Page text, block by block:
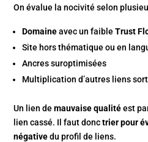
On évalue la nocivité selon
Domaineavec un faibleTrust
Site hors thématique ou en
Ancres suroptimisées
Multiplication d’autres liens
Un lien demauvaise qualitéest
lien cassé. Il faut donctrier pour
négativedu profil de liens.